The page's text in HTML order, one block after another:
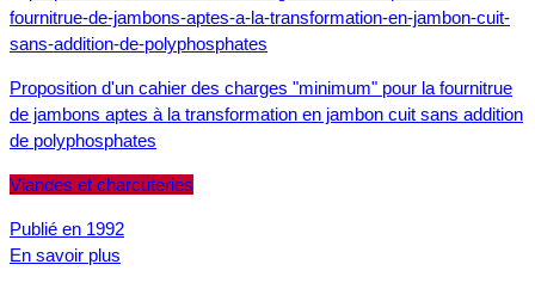
Proposition d'un cahier des charges "minimum" pour la fournitrue
de jambons aptes à la transformation en jambon cuit sans addition
de polyphosphates
Viandes et charcuteries
Publié en 1992
En savoir plus